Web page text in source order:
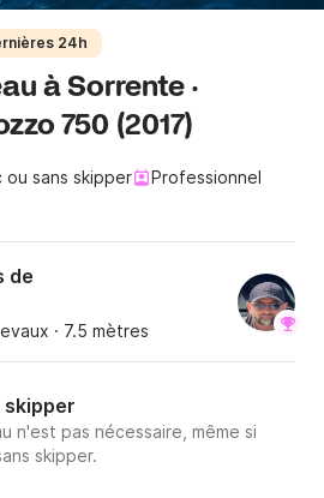
24h
à Sorrente ·
750 (2017)
ou sans skipper
Professionnel
de
· 7.5 mètres
skipper
n'est pas nécessaire, même si
skipper.